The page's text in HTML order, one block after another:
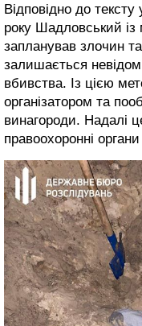
Відповідно до
року Шадловський із
запланував злочин
залишається
вбивства. Із цією
організатором та
винагороди. Надалі
правоохоронні